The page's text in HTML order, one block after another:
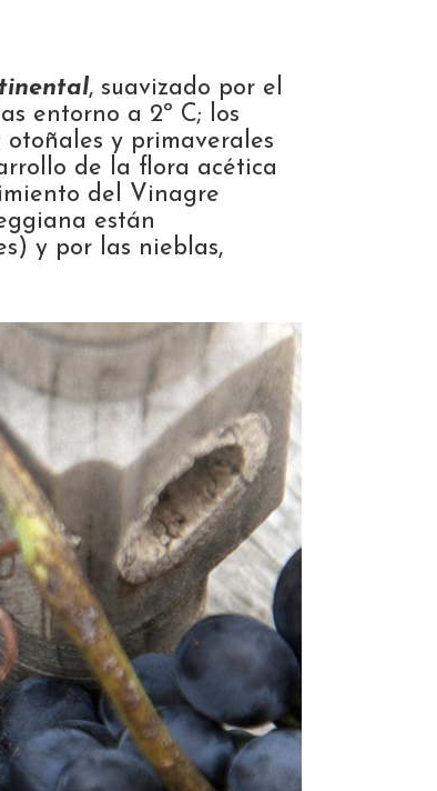
, suavizado por el
entorno a 2º C; los
otoñales y primaverales
de la flora acética
del Vinagre
están
y por las nieblas,